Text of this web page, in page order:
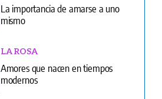
La importancia de amarse a uno
mismo
LA ROSA
Amores que nacen en tiempos
modernos